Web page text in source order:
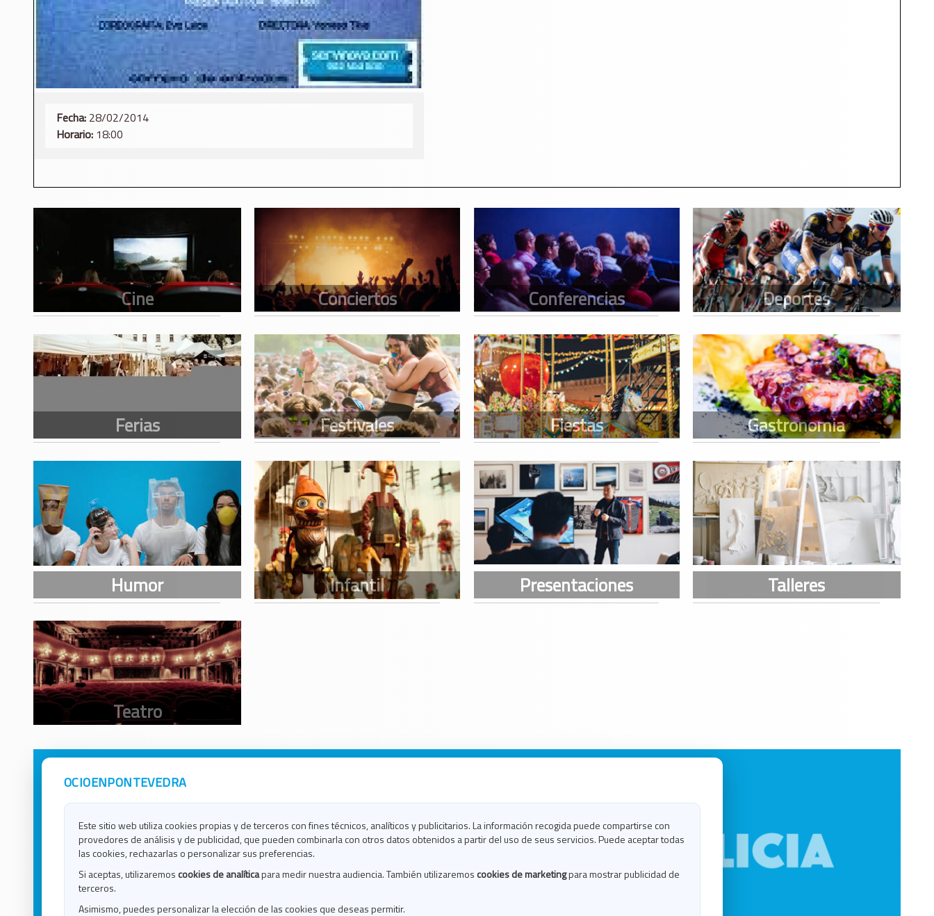
Fecha: 28/02/2014
Horario: 18:00
OCIOENPONTEVEDRA
Este sitio web utiliza cookies propias y de terceros con fines técnicos, analíticos y publicitarios. La información recogida puede compartirse con
provedores de análisis y de publicidad, que pueden combinarla con otros datos obtenidos a partir del uso de seus servicios. Puede aceptar todas
las cookies, rechazarlas o personalizar sus preferencias.
Si aceptas, utilizaremos cookies de analíticapara medir nuestra audiencia. También utilizaremos cookies de marketingpara mostrar publicidad de
terceros.
Asimismo, puedes personalizar la elección de las cookies que deseas permitir.
Avisos Legales
Política de Cookies
Ocio en Lugo
Ocio en Ourense
Ocio en Santiago